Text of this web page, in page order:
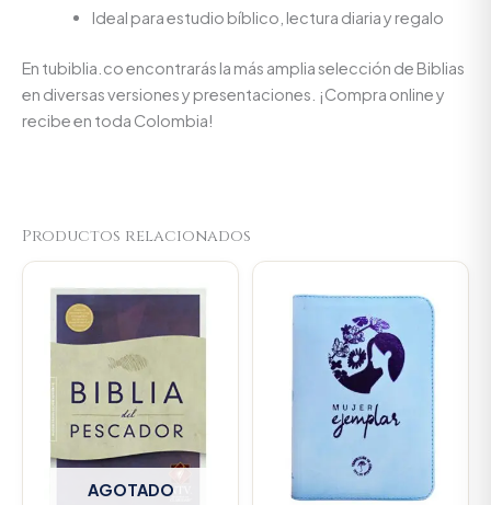
Ideal para estudio bíblico, lectura diaria y regalo
En tubiblia.co encontrarás la más amplia selección de Biblias
en diversas versiones y presentaciones. ¡Compra online y
recibe en toda Colombia!
Productos relacionados
AGOTADO
$106.000.
Current
is: